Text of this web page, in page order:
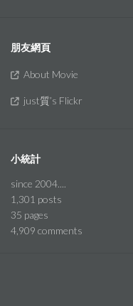
朋友網頁
About Movie
just質’s Flickr
小統計
since 2004....
1,301 posts
35 pages
4,909 comments